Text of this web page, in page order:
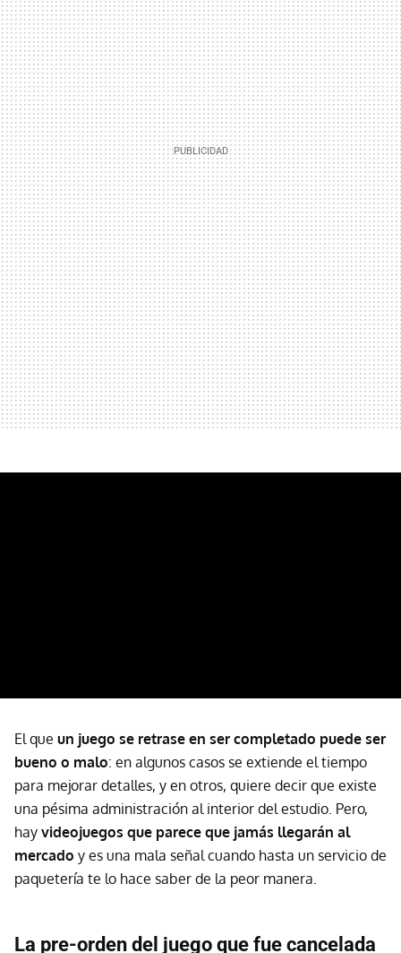
El que un juego se retrase en ser completado puede ser
bueno o malo: en algunos casos se extiende el tiempo
para mejorar detalles, y en otros, quiere decir que existe
una pésima administración al interior del estudio. Pero,
hay videojuegos que parece que jamás llegarán al
mercado y es una mala señal cuando hasta un servicio de
paquetería te lo hace saber de la peor manera.
La pre-orden del juego que fue cancelada